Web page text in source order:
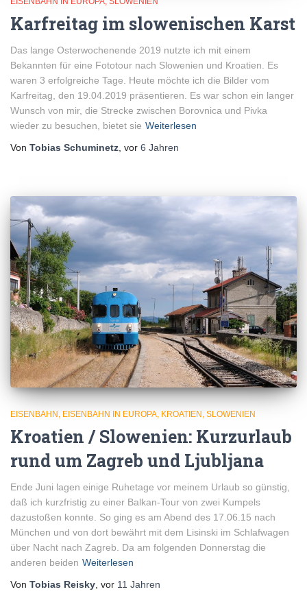
Karfreitag im slowenischen Karst
Das lange Osterwochenende 2019 nutzte ich mit einem
Bekannten für eine Fototour nach Slowenien und Kroatien. Es
waren 3 erfolgreiche Tage. Heute möchte ich die Bilder vom
Karfreitag, den 19.04.2019 präsentieren. Es war schon ein langer
Wunsch von mir, die Strecke zwischen Borovnica und Pivka
wieder zu besuchen, bietet sie Weiterlesen
Von Tobias Schuminetz , vor 6 Jahren
EISENBAHN EISENBAHN IN EUROPA KROATIEN SLOWENIEN
Kroatien / Slowenien: Kurzurlaub
rund um Zagreb und Ljubljana
Ende Juni lagen einige Ruhetage vor meinem Urlaub so günstig,
daß ich kurzfristig zu einer Balkan-Tour von zwei Kumpels
dazustoßen konnte. So ging es am Abend des 17.06.15 nach
München und von dort bewährt mit dem Lisinski im Schlafwagen
über Nacht nach Zagreb. Da am folgenden Donnerstag die
anderen beiden Weiterlesen
Von Tobias Reisky , vor 11 Jahren